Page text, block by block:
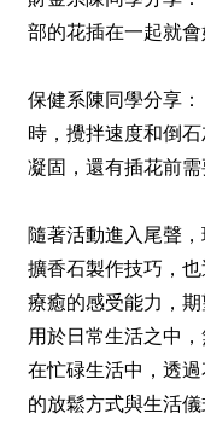
部的花插在一起就會
保健系陳同學分享
時，攪拌速度和倒
凝固，還有插花前需
隨著活動進入尾聲
擴香石製作技巧，
療癒的感受能力，
用於日常生活之中
在忙碌生活中，透
的放鬆方式與生活